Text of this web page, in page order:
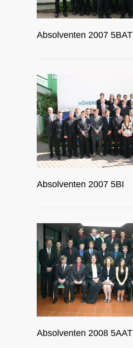
Absolventen 2007 5BAT
Absolventen 2007 5BI
Absolventen 2008 5AAT